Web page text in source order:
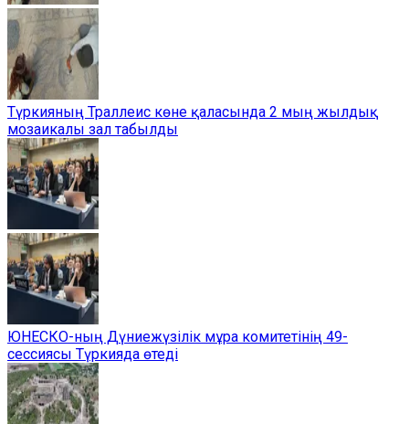
Түркияның Траллеис көне қаласында 2 мың жылдық
мозаикалы зал табылды
ЮНЕСКО-ның Дүниежүзілік мұра комитетінің 49-
сессиясы Түркияда өтеді